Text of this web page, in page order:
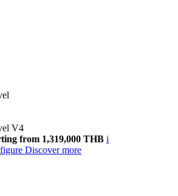
V4
from 1,319,000 THB i
Discover more